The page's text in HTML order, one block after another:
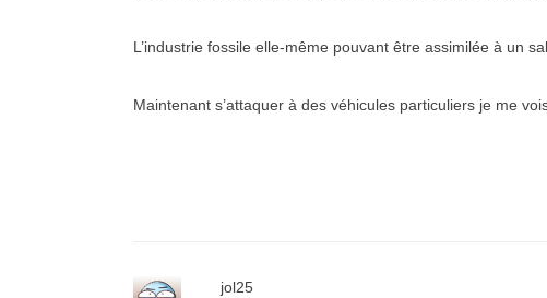
L’industrie fossile elle-même pouvant être assimilée à un
Maintenant s’attaquer à des véhicules particuliers je me
jol25